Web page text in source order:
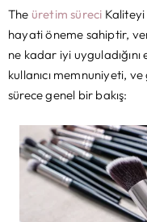
The üretim süreci Kaliteyi
hayati öneme sahiptir,
ne kadar iyi
kullanıcı memnuniyeti,
sürece genel bir bakış: